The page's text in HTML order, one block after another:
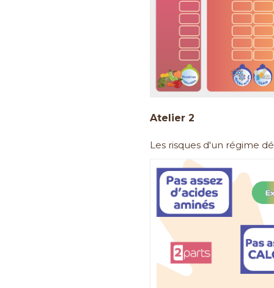
Atelier 2
Les risques d'un régime